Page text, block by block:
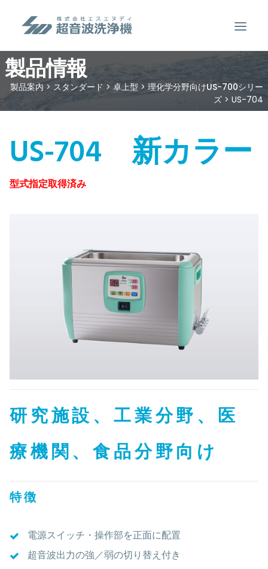
製品案内
用途
製品情報
製品案内 > スタンダード > 卓上型 > 理化学分野向けUS-700シリー
ズ > US-704
US-704 新カラー
型式指定取得済み
研究施設、工業分野、医
療機関、食品分野向け
特徴
電源スイッチ・操作部を正面に配置
超音波出力の強／弱の切り替え付き